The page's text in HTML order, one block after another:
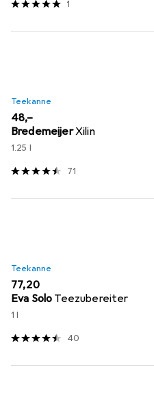
1
Teekanne
EUR
48,–
BredemeijerXilin
1.25 l
71
Teekanne
EUR
77,20
Eva Solo Teezubereiter
1 l
40